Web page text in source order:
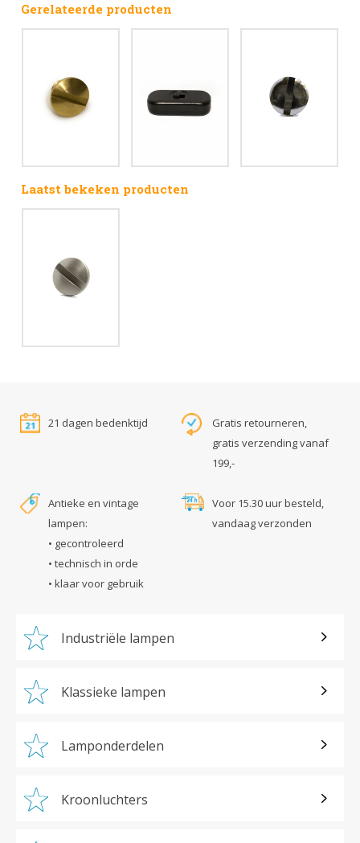
Gerelateerde producten
Laatst bekeken producten
21 dagen bedenktijd
Gratis retourneren,
gratis verzending vanaf
199,-
Antieke en vintage
lampen:
• gecontroleerd
• technisch in orde
• klaar voor gebruik
Voor 15.30 uur besteld,
vandaag verzonden
Industriële lampen
Klassieke lampen
Lamponderdelen
Kroonluchters